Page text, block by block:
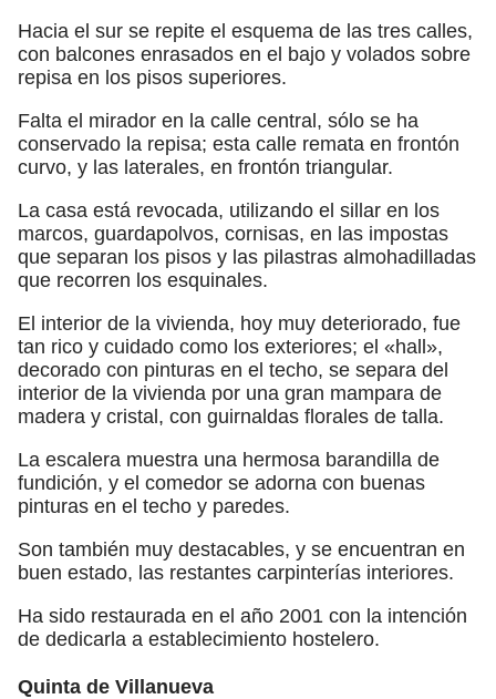
Hacia el sur se repite el esquema de las tres calles,
con balcones enrasados en el bajo y volados sobre
repisa en los pisos superiores.
Falta el mirador en la calle central, sólo se ha
conservado la repisa; esta calle remata en frontón
curvo, y las laterales, en frontón triangular.
La casa está revocada, utilizando el sillar en los
marcos, guardapolvos, cornisas, en las impostas
que separan los pisos y las pilastras almohadilladas
que recorren los esquinales.
El interior de la vivienda, hoy muy deteriorado, fue
tan rico y cuidado como los exteriores; el «hall»,
decorado con pinturas en el techo, se separa del
interior de la vivienda por una gran mampara de
madera y cristal, con guirnaldas florales de talla.
La escalera muestra una hermosa barandilla de
fundición, y el comedor se adorna con buenas
pinturas en el techo y paredes.
Son también muy destacables, y se encuentran en
buen estado, las restantes carpinterías interiores.
Ha sido restaurada en el año 2001 con la intención
de dedicarla a establecimiento hostelero.
Quinta de Villanueva